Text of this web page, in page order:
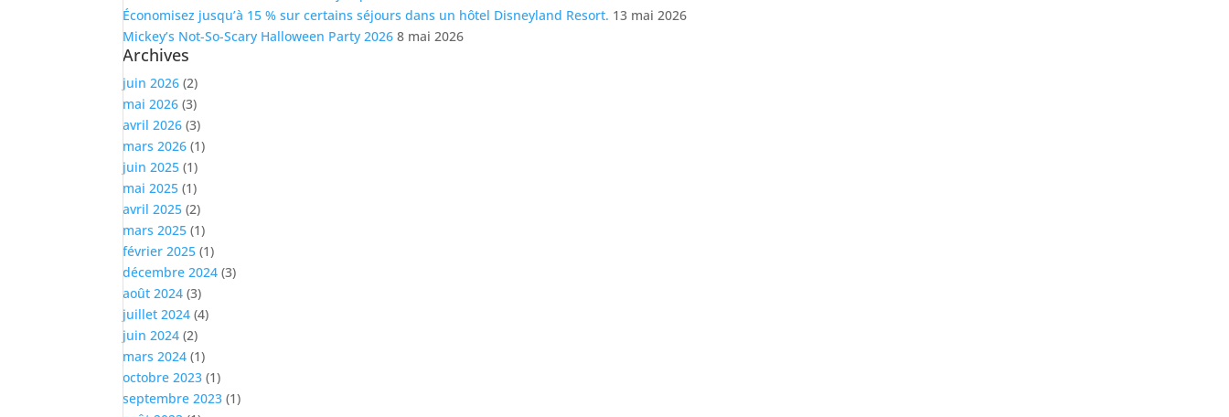
Économisez jusqu’à 15 % sur certains séjours dans un hôtel Disneyland Resort. 13 mai 2026
Mickey’s Not-So-Scary Halloween Party 2026 8 mai 2026
Archives
juin 2026 (2)
mai 2026 (3)
avril 2026 (3)
mars 2026 (1)
juin 2025 (1)
mai 2025 (1)
avril 2025 (2)
mars 2025 (1)
février 2025 (1)
décembre 2024 (3)
août 2024 (3)
juillet 2024 (4)
juin 2024 (2)
mars 2024 (1)
octobre 2023 (1)
septembre 2023 (1)